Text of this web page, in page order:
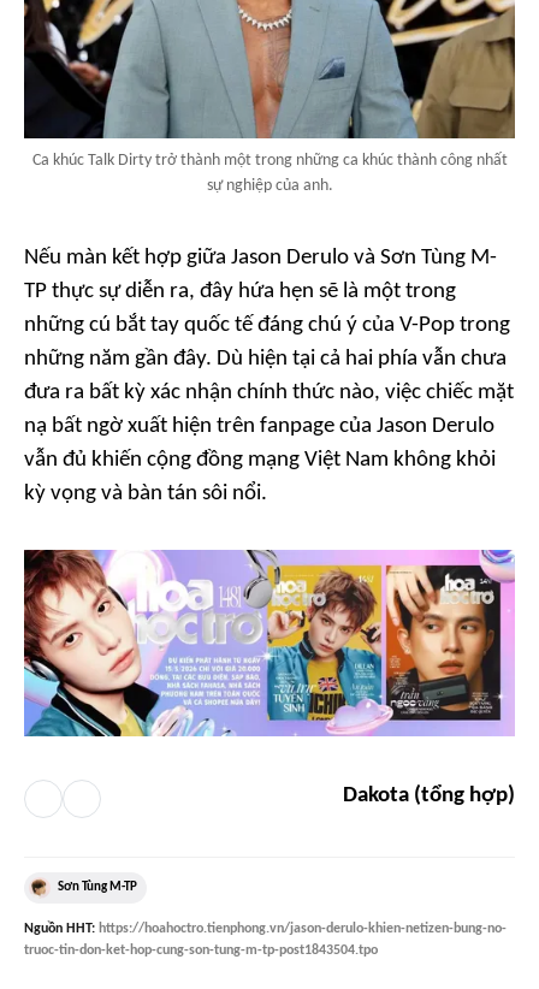
Ca khúc Talk Dirty trở thành một trong những ca khúc thành công nhất
sự nghiệp của anh.
Nếu màn kết hợp giữa Jason Derulo và Sơn Tùng M-
TP thực sự diễn ra, đây hứa hẹn sẽ là một trong
những cú bắt tay quốc tế đáng chú ý của V-Pop trong
những năm gần đây. Dù hiện tại cả hai phía vẫn chưa
đưa ra bất kỳ xác nhận chính thức nào, việc chiếc mặt
nạ bất ngờ xuất hiện trên fanpage của Jason Derulo
vẫn đủ khiến cộng đồng mạng Việt Nam không khỏi
kỳ vọng và bàn tán sôi nổi.
Dakota (tổng hợp)
Sơn Tùng M-TP
Nguồn HHT: https://hoahoctro.tienphong.vn/jason-derulo-khien-netizen-bung-no-
truoc-tin-don-ket-hop-cung-son-tung-m-tp-post1843504.tpo